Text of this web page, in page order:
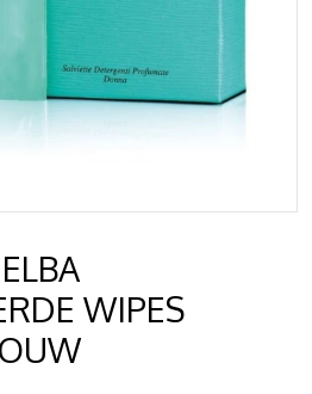
WIPES